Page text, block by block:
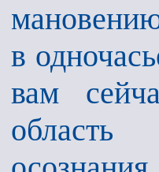
в
вам